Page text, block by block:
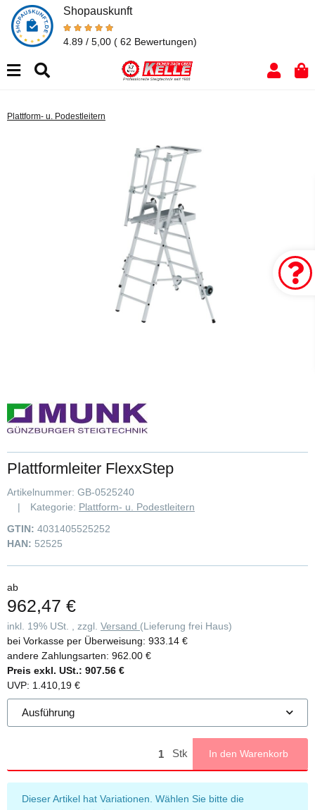
Shopauskunft
4.89 / 5,00 ( 62 Bewertungen)
Plattform- u. Podestleitern
Plattformleiter FlexxStep
Artikelnummer: GB-0525240
Kategorie: Plattform- u. Podestleitern
GTIN: 4031405525252
HAN: 52525
ab
962,47 €
inkl. 19% USt. , zzgl. Versand (Lieferung frei Haus)
bei Vorkasse per Überweisung: 933.14 €
andere Zahlungsarten: 962.00 €
Preis exkl. USt.: 907.56 €
UVP: 1.410,19 €
Ausführung
Stk In den Warenkorb
x
Dieser Artikel hat Variationen. Wählen Sie bitte die